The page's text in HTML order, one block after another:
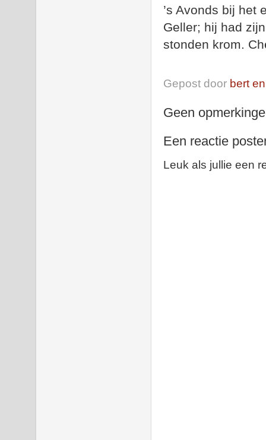
’s Avonds bij het
Geller; hij had
stonden krom.
Gepost door bert
Geen
Een reactie
Leuk als jullie een